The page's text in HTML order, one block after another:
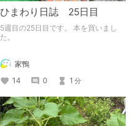
ひまわり日誌 25日目
5週目の25日目です。 本を買いまし
た。
家鴨
14
0 1 分